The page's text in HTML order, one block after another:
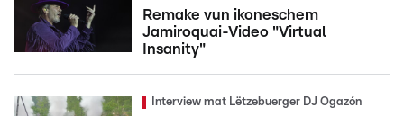
Remake vun ikoneschem
Jamiroquai-Video "Virtual
Insanity"
Interview mat Lëtzebuerger DJ Ogazón